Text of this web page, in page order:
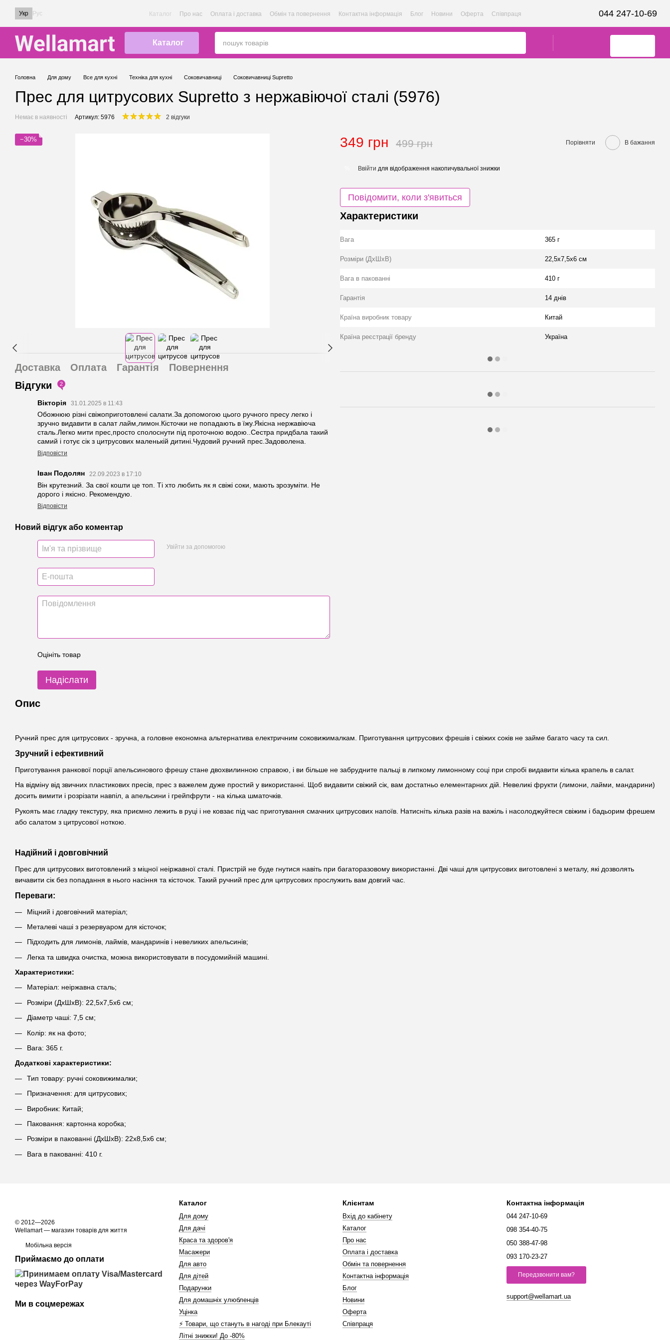
Перейти до основного контенту
Укр Рус Каталог Про нас Оплата і доставка Обмін та повернення Контактна інформація Блог Новини Оферта Співпраця 044 247-10-69
Каталог
Головна Для дому Все для кухні Техніка для кухні Соковичавниці Соковичавниці Supretto
Прес для цитрусових Supretto з нержавіючої сталі (5976)
Немає в наявності Артикул: 5976 2 відгуки
−30%
Доставка Оплата Гарантія
Повернення
Відгуки
2
Вікторія 31.01.2025 в 11:43
Обожнюю різні свіжоприготовлені салати.За допомогою цього ручного пресу легко і
зручно видавити в салат лайм,лимон.Кісточки не попадають в їжу.Якісна нержавіюча
сталь.Легко мити прес,просто сполоснути під проточною водою..Сестра придбала такий
самий і готує сік з цитрусових маленькій дитині.Чудовий ручний прес.Задоволена.
Відповісти
Іван Подолян 22.09.2023 в 17:10
Він крутезний. За свої кошти це топ. Ті хто любить як я свіжі соки, мають зрозуміти. Не
дорого і якісно. Рекомендую.
Відповісти
Новий відгук або коментар
Увійти за допомогою
Оцініть товар
Надіслати
349 грн 499 грн Порівняти В бажання
Ввійти для відображення накопичувальної знижки
Повідомити, коли з'явиться
Характеристики
Вага 365 г
Розміри (ДхШхВ) 22,5х7,5х6 см
Вага в пакованні 410 г
Гарантія 14 днів
Країна виробник товару Китай
Країна реєстрації бренду Україна
Опис
Ручний прес для цитрусових - зручна, а головне економна альтернатива електричним соковижималкам. Приготування цитрусових фрешів і свіжих соків не займе багато часу та сил.
Зручний і ефективний
Приготування ранкової порції апельсинового фрешу стане двохвилинною справою, і ви більше не забрудните пальці в липкому лимонному соці при спробі видавити кілька крапель в салат.
На відміну від звичних пластикових пресів, прес з важелем дуже простий у використанні. Щоб видавити свіжий сік, вам достатньо елементарних дій. Невеликі фрукти (лимони, лайми, мандарини)
досить вимити і розрізати навпіл, а апельсини і грейпфрути - на кілька шматочків.
Рукоять має гладку текстуру, яка приємно лежить в руці і не ковзає під час приготування смачних цитрусових напоїв. Натисніть кілька разів на важіль і насолоджуйтеся свіжим і бадьорим фрешем
або салатом з цитрусової ноткою.
Надійний і довговічний
Прес для цитрусових виготовлений з міцної неіржавної сталі. Пристрій не буде гнутися навіть при багаторазовому використанні. Дві чаші для цитрусових виготовлені з металу, які дозволять
вичавити сік без попадання в нього насіння та кісточок. Такий ручний прес для цитрусових прослужить вам довгий час.
Переваги:
Міцний і довговічний матеріал;
Металеві чаші з резервуаром для кісточок;
Підходить для лимонів, лаймів, мандаринів і невеликих апельсинів;
Легка та швидка очистка, можна використовувати в посудомийній машині.
Характеристики:
Матеріал: неіржавна сталь;
Розміри (ДхШхВ): 22,5х7,5х6 см;
Діаметр чаші: 7,5 см;
Колір: як на фото;
Вага: 365 г.
Додаткові характеристики:
Тип товару: ручні соковижималки;
Призначення: для цитрусових;
Виробник: Китай;
Паковання: картонна коробка;
Розміри в пакованні (ДхШхВ): 22х8,5х6 см;
Вага в пакованні: 410 г.
© 2012—2026
Wellamart — магазин товарів для життя
Мобільна версія
Приймаємо до оплати
Ми в соцмережах
Каталог
Для дому
Для дачі
Краса та здоров'я
Масажери
Для авто
Для дітей
Подарунки
Для домашніх улюбленців
Уцінка
⚡️ Товари, що стануть в нагоді при Блекауті
Літні знижки! До -80%
Клієнтам
Вхід до кабінету
Каталог
Про нас
Оплата і доставка
Обмін та повернення
Контактна інформація
Блог
Новини
Оферта
Співпраця
Контактна інформація
044 247-10-69
098 354-40-75
050 388-47-98
093 170-23-27
Передзвонити вам?
support@wellamart.ua